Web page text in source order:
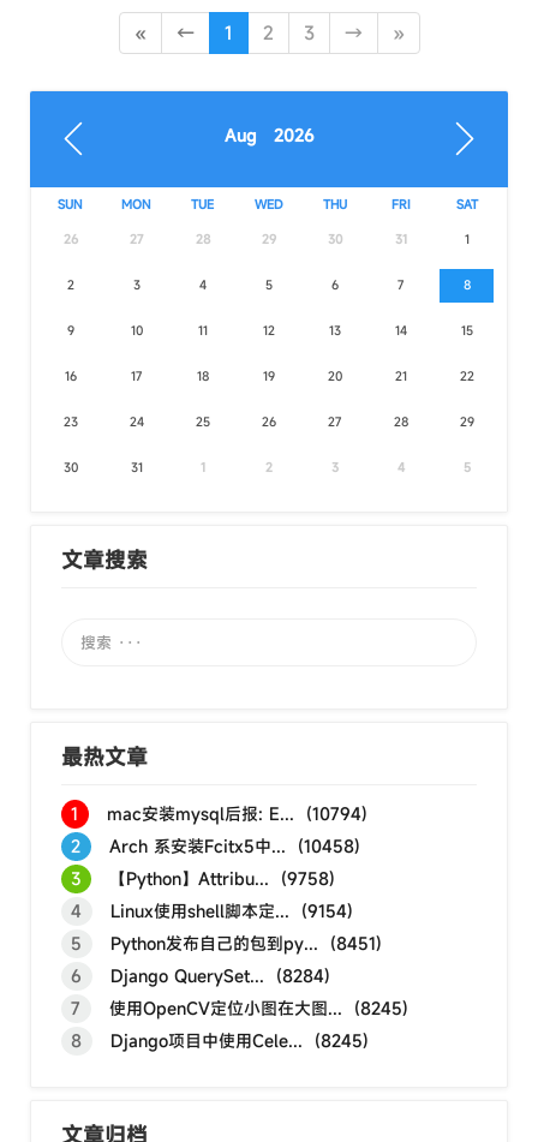
« ← 1 2 3 → »
Aug 2026
SUN MON TUE WED THU FRI SAT
26 27 28 29 30 31 1
2 3 4 5 6 7 8
9 10 11 12 13 14 15
16 17 18 19 20 21 22
23 24 25 26 27 28 29
30 31 1 2 3 4 5
文章搜索
最热文章
1
mac安装mysql后报: E... (10794)
2
Arch 系安装Fcitx5中... (10458)
3
【Python】Attribu... (9758)
4
Linux使用shell脚本定... (9154)
5
Python发布自己的包到py... (8451)
6
Django QuerySet... (8284)
7
使用OpenCV定位小图在大图... (8245)
8
Django项目中使用Cele... (8245)
文章归档